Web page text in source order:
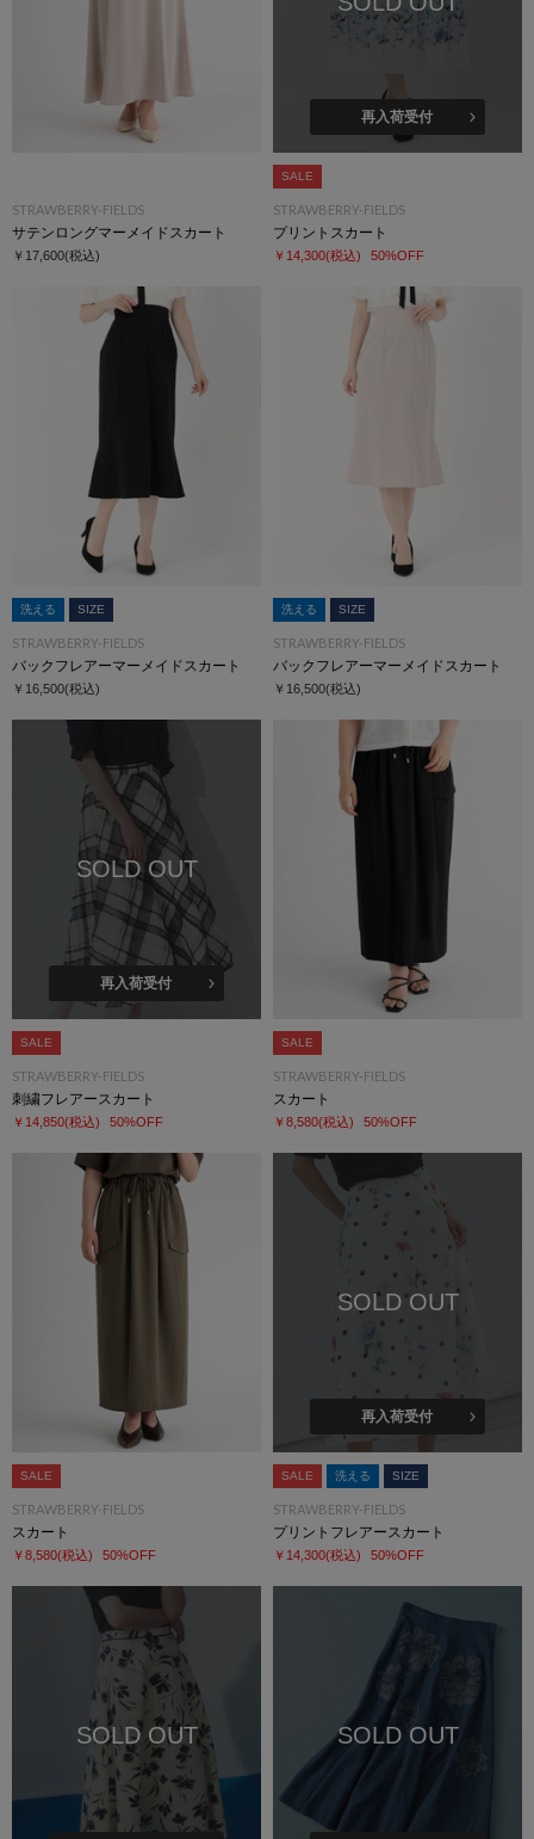
STRAWBERRY-FIELDS
サテンロングマーメイドスカート
￥17,600(税込)
再入荷受付
SALE
STRAWBERRY-FIELDS
プリントスカート
￥14,300(税込) 50%OFF
洗える SIZE
STRAWBERRY-FIELDS
バックフレアーマーメイドスカート
￥16,500(税込)
洗える SIZE
STRAWBERRY-FIELDS
バックフレアーマーメイドスカート
￥16,500(税込)
SOLD OUT
再入荷受付
SALE
STRAWBERRY-FIELDS
刺繍フレアースカート
￥14,850(税込) 50%OFF
SALE
STRAWBERRY-FIELDS
スカート
￥8,580(税込) 50%OFF
SALE
STRAWBERRY-FIELDS
スカート
￥8,580(税込) 50%OFF
SOLD OUT
再入荷受付
SALE 洗える SIZE
STRAWBERRY-FIELDS
プリントフレアースカート
￥14,300(税込) 50%OFF
SOLD OUT SOLD OUT